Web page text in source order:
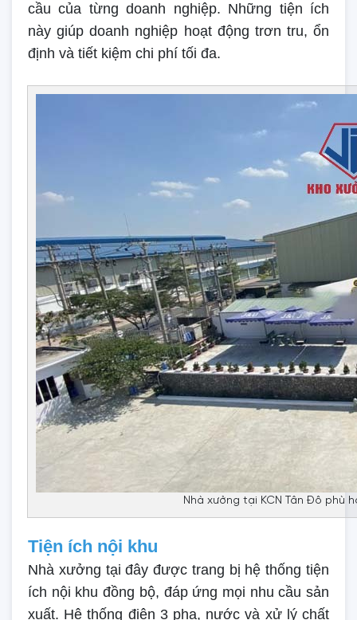
cầu của từng doanh nghiệp. Những tiện ích
này giúp doanh nghiệp hoạt động trơn tru, ổn
định và tiết kiệm chi phí tối đa.
Nhà xưởng tại KCN Tân Đô phù
Tiện ích nội khu
Nhà xưởng tại đây được trang bị hệ thống tiện
ích nội khu đồng bộ, đáp ứng mọi nhu cầu sản
xuất. Hệ thống điện 3 pha, nước và xử lý chất